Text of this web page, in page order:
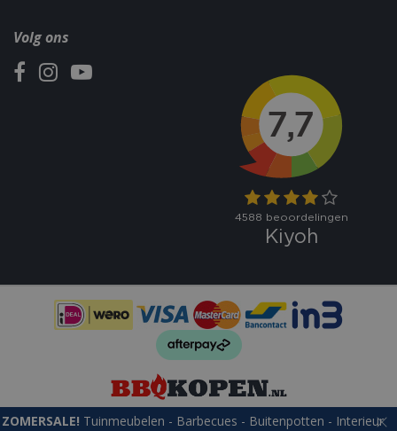
ZOMERSALE! Tuinmeubelen - Barbecues - Buitenpotten - Interieur
Volg ons
© bbqkopen.nl Green Solutions Tuincentrum Overzicht